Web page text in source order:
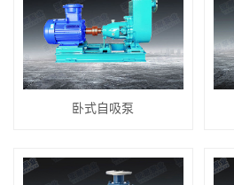
卧式自吸泵